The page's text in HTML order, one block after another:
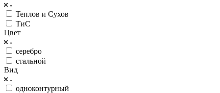
Теплов и Сухов
ТиС
Цвет
серебро
стальной
Вид
одноконтурный